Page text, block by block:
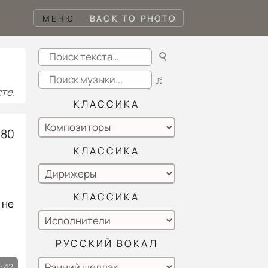
МЕНЮ BACK TO PHOTO
☌
♬
КЛАССИКА
КЛАССИКА
КЛАССИКА
РУССКИЙ ВОКАЛ